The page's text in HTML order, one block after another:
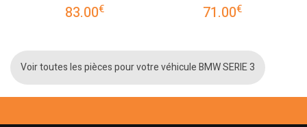
83.00€ 71.00€
Voir toutes les pièces pour votre véhicule BMW SERIE 3